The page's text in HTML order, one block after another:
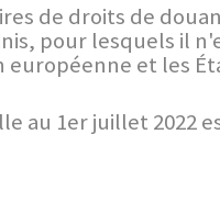
de droits de
pour lesquels il
européenne et les
au 1er juillet 2022